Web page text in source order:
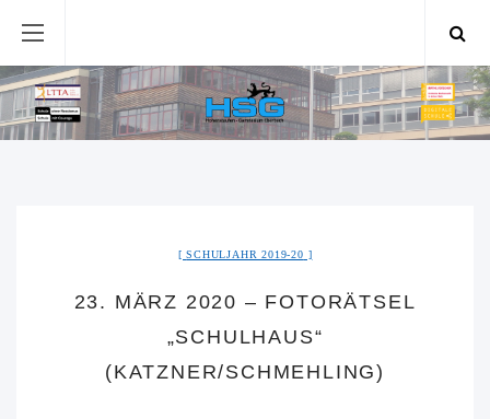
SCHULJAHR 2019-20
23. MÄRZ 2020 – FOTORÄTSEL
„SCHULHAUS“
(KATZNER/SCHMEHLING)